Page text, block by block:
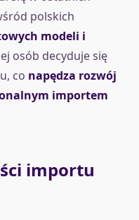
polskich
modeli i
osób decyduje się
co napędza rozwój
importem
importu